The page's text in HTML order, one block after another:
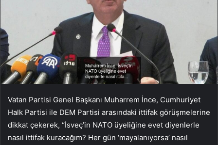
Vatan Partisi Genel Başkanı Muharrem İnce, Cumhuriyet
Halk Partisi ile DEM Partisi arasındaki ittifak görüşmelerine
dikkat çekerek, “İsveç’in NATO üyeliğine evet diyenlerle
nasıl ittifak kuracağım? Her gün ‘mayalanıyorsa’ nasıl